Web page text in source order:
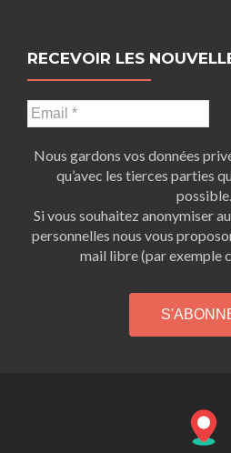
RECEVOIR LES
Nous gardons vos données
qu’avec les tierces parties
possible.
Si vous souhaitez anonymiser
personnelles nous vous
mail libre (par exemple